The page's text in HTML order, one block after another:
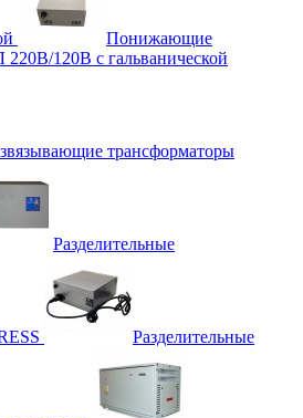
Понижающие
120В с гальванической
трансформаторы
Разделительные
Разделительные